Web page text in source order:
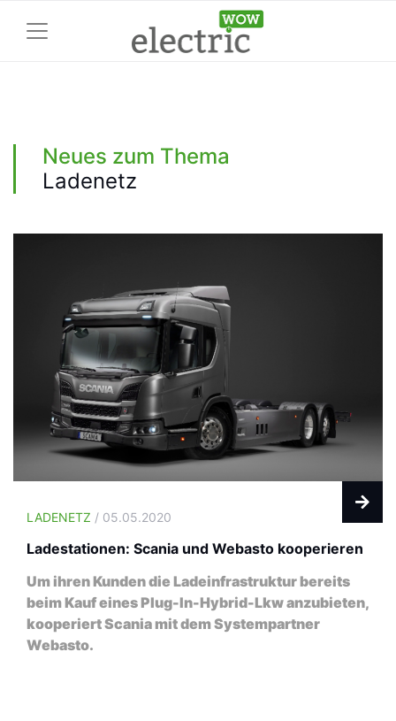
Neues zum Thema
Ladenetz
LADENETZ / 05.05.2020
Ladestationen: Scania und Webasto kooperieren
Um ihren Kunden die Ladeinfrastruktur bereits
beim Kauf eines Plug-In-Hybrid-Lkw anzubieten,
kooperiert Scania mit dem Systempartner
Webasto.